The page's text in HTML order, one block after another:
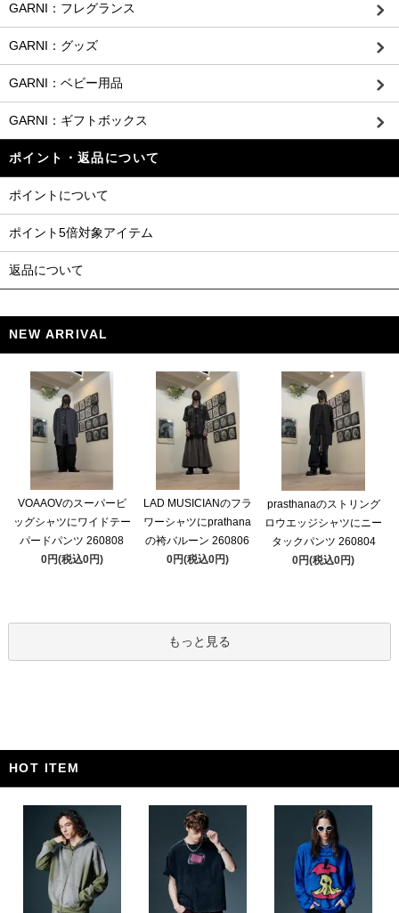
GARNI：フレグランス
GARNI：グッズ
GARNI：ベビー用品
GARNI：ギフトボックス
ポイント・返品について
ポイントについて
ポイント5倍対象アイテム
返品について
NEW ARRIVAL
VOAAOVのスーパービ
ッグシャツにワイドテー
パードパンツ 260808
0円(税込0円)
LAD MUSICIANのフラ
ワーシャツにprathana
の袴バルーン 260806
0円(税込0円)
prasthanaのストリング
ロウエッジシャツにニー
タックパンツ 260804
0円(税込0円)
もっと見る
HOT ITEM